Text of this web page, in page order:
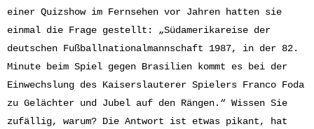
einer Quizshow im Fernsehen vor Jahren hatten sie
einmal die Frage gestellt: „Südamerikareise der
deutschen Fußballnationalmannschaft 1987, in der 82.
Minute beim Spiel gegen Brasilien kommt es bei der
Einwechslung des Kaiserslauterer Spielers Franco Foda
zu Gelächter und Jubel auf den Rängen.“ Wissen Sie
zufällig, warum? Die Antwort ist etwas pikant, hat